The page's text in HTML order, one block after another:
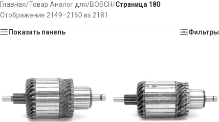
Главная/Товар Аналог для/BOSCH/Страница 180
Отображение 2149–2160 из 2181
Показать панель Фильтры